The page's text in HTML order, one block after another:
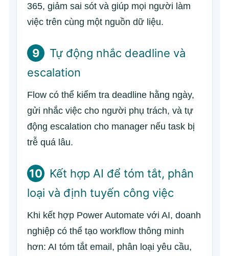
365, giảm sai sót và giúp mọi người làm
việc trên cùng một nguồn dữ liệu.
9
Tự động nhắc deadline và
escalation
Flow có thể kiểm tra deadline hằng ngày,
gửi nhắc việc cho người phụ trách, và tự
động escalation cho manager nếu task bị
trễ quá lâu.
10
Kết hợp AI để tóm tắt, phân
loại và định tuyến công việc
Khi kết hợp Power Automate với AI, doanh
nghiệp có thể tạo workflow thông minh
hơn: AI tóm tắt email, phân loại yêu cầu,